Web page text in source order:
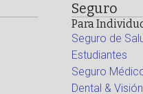
Seguro
Para
Seguro de
Estudiantes
Seguro
Dental & Visión